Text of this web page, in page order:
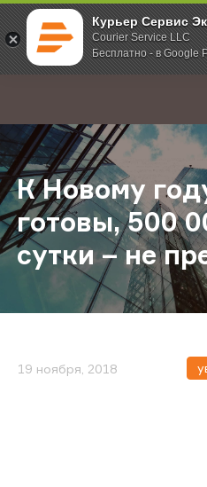
Курьер Сервис
Courier Service LLC
Бесплатно - в Google
; Главная О компании Новости
К Новому
готовы, 500
сутки – не
19 ноября, 2018